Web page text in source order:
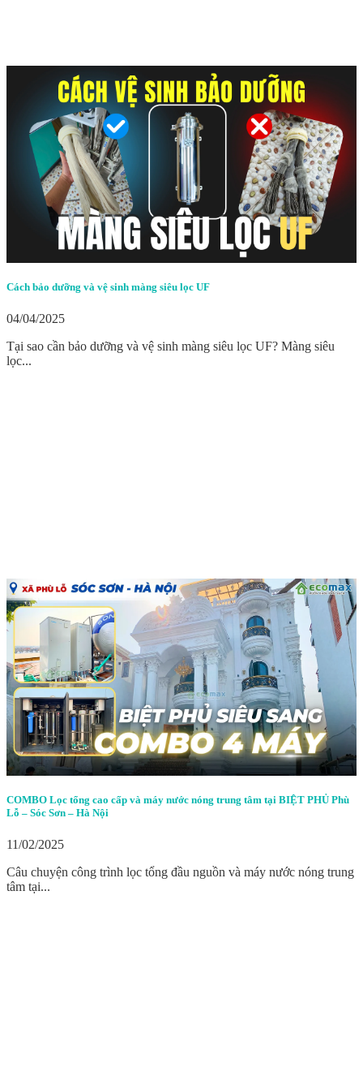
Cách bảo dưỡng và vệ sinh màng siêu lọc UF
04/04/2025
Tại sao cần bảo dưỡng và vệ sinh màng siêu lọc UF? Màng siêu
lọc...
COMBO Lọc tổng cao cấp và máy nước nóng trung tâm tại BIỆT PHỦ Phù
Lỗ – Sóc Sơn – Hà Nội
11/02/2025
Câu chuyện công trình lọc tổng đầu nguồn và máy nước nóng trung
tâm tại...